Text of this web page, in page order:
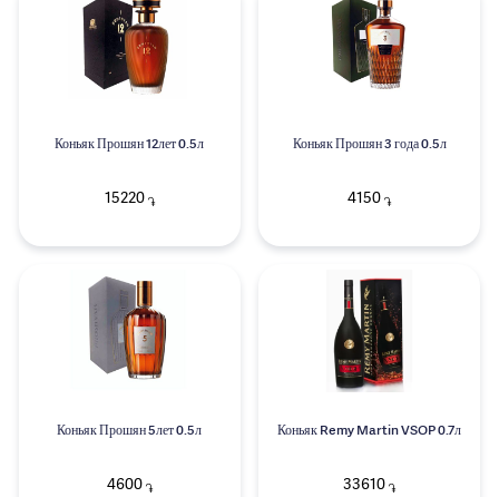
Коньяк Прошян 12лет 0.5л
15220֏
Коньяк Прошян 3 года 0.5л
4150 ֏
Коньяк Прошян 5лет 0.5л
4600֏
Коньяк Remy Martin VSOP 0.7л
33610 ֏